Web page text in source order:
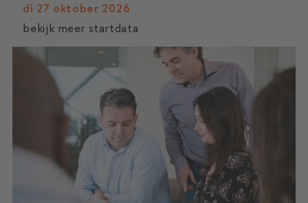
di 27 oktober 2026
bekijk meer startdata